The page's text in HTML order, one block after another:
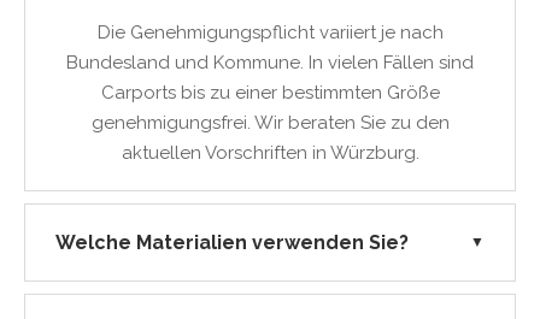
Die Genehmigungspflicht variiert je nach
Bundesland und Kommune. In vielen Fällen sind
Carports bis zu einer bestimmten Größe
genehmigungsfrei. Wir beraten Sie zu den
aktuellen Vorschriften in Würzburg.
Welche Materialien verwenden Sie? ▼